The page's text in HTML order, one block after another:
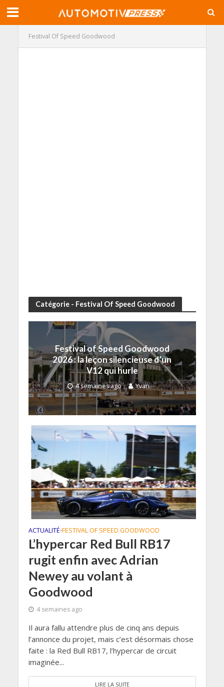
Festival Of Speed Goodwood
Catégorie - Festival Of Speed Goodwood
Festival of Speed Goodwood
2026 : la leçon silencieuse d’un
V12 qui hurle
4 semaines ago Yvan
ACTUALITÉ•FESTIVAL OF SPEED GOODWOOD
L’hypercar Red Bull RB17
rugit enfin avec Adrian
Newey au volant à
Goodwood
4 semaines ago
Il aura fallu attendre plus de cinq ans depuis
l’annonce du projet, mais c’est désormais chose
faite : la Red Bull RB17, l’hypercar de circuit
imaginée...
LIRE LA SUITE